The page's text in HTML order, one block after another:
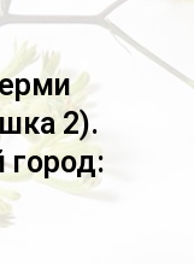
2).
город: